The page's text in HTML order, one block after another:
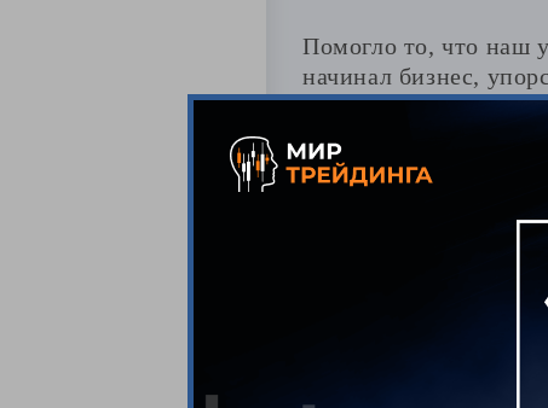
Помогло то, что наш
начинал бизнес,
торговать
Попыток было еще
счета после большой
В какой момент
Со слов самого
попыток в качество
в поисках новой